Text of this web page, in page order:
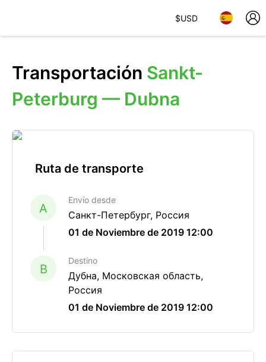
$USD
Transportación Sankt-
Peterburg — Dubna
Ruta de transporte
A
Envío desde
Санкт-Петербург, Россия
01 de Noviembre de 2019 12:00
B
Destino
Дубна, Московская область,
Россия
01 de Noviembre de 2019 12:00